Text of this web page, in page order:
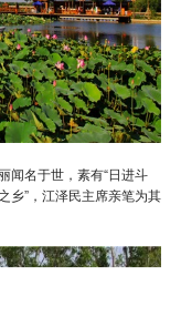
闻名于世，素有“日进斗
乡”，江泽民主席亲笔为其